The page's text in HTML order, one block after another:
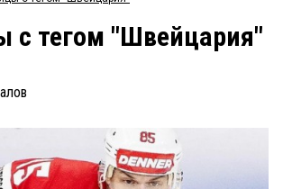
Рейтинги
c тегом "Швейцария"